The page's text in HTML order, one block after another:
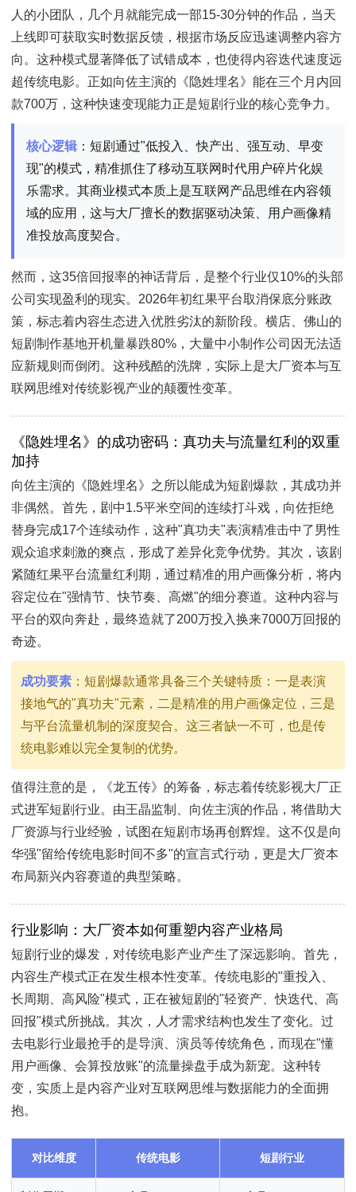
人的小团队，几个月就能完成一部15-30分钟的作品，当天
上线即可获取实时数据反馈，根据市场反应迅速调整内容方
向。这种模式显著降低了试错成本，也使得内容迭代速度远
超传统电影。正如向佐主演的《隐姓埋名》能在三个月内回
款700万，这种快速变现能力正是短剧行业的核心竞争力。
核心逻辑 ：短剧通过"低投入、快产出、强互动、早变
现"的模式，精准抓住了移动互联网时代用户碎片化娱
乐需求。其商业模式本质上是互联网产品思维在内容领
域的应用，这与大厂擅长的数据驱动决策、用户画像精
准投放高度契合。
然而，这35倍回报率的神话背后，是整个行业仅10%的头部
公司实现盈利的现实。2026年初红果平台取消保底分账政
策，标志着内容生态进入优胜劣汰的新阶段。横店、佛山的
短剧制作基地开机量暴跌80%，大量中小制作公司因无法适
应新规则而倒闭。这种残酷的洗牌，实际上是大厂资本与互
联网思维对传统影视产业的颠覆性变革。
《隐姓埋名》的成功密码：真功夫与流量红利的双重
加持
向佐主演的《隐姓埋名》之所以能成为短剧爆款，其成功并
非偶然。首先，剧中1.5平米空间的连续打斗戏，向佐拒绝
替身完成17个连续动作，这种"真功夫"表演精准击中了男性
观众追求刺激的爽点，形成了差异化竞争优势。其次，该剧
紧随红果平台流量红利期，通过精准的用户画像分析，将内
容定位在"强情节、快节奏、高燃"的细分赛道。这种内容与
平台的双向奔赴，最终造就了200万投入换来7000万回报的
奇迹。
成功要素 ：短剧爆款通常具备三个关键特质：一是表演
接地气的"真功夫"元素，二是精准的用户画像定位，三是
与平台流量机制的深度契合。这三者缺一不可，也是传
统电影难以完全复制的优势。
值得注意的是，《龙五传》的筹备，标志着传统影视大厂正
式进军短剧行业。由王晶监制、向佐主演的作品，将借助大
厂资源与行业经验，试图在短剧市场再创辉煌。这不仅是向
华强"留给传统电影时间不多"的宣言式行动，更是大厂资本
布局新兴内容赛道的典型策略。
行业影响：大厂资本如何重塑内容产业格局
短剧行业的爆发，对传统电影产业产生了深远影响。首先，
内容生产模式正在发生根本性变革。传统电影的"重投入、
长周期、高风险"模式，正在被短剧的"轻资产、快迭代、高
回报"模式所挑战。其次，人才需求结构也发生了变化。过
去电影行业最抢手的是导演、演员等传统角色，而现在"懂
用户画像、会算投放账"的流量操盘手成为新宠。这种转
变，实质上是内容产业对互联网思维与数据能力的全面拥
抱。
对比维度 传统电影 短剧行业